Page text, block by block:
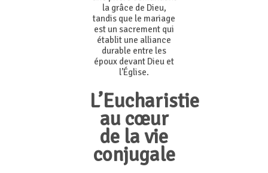
la grâce de Dieu,
tandis que le mariage
est un sacrement qui
établit une alliance
durable entre les
époux devant Dieu et
l’Église.
L’Eucharistie
au cœur
de la vie
conjugale